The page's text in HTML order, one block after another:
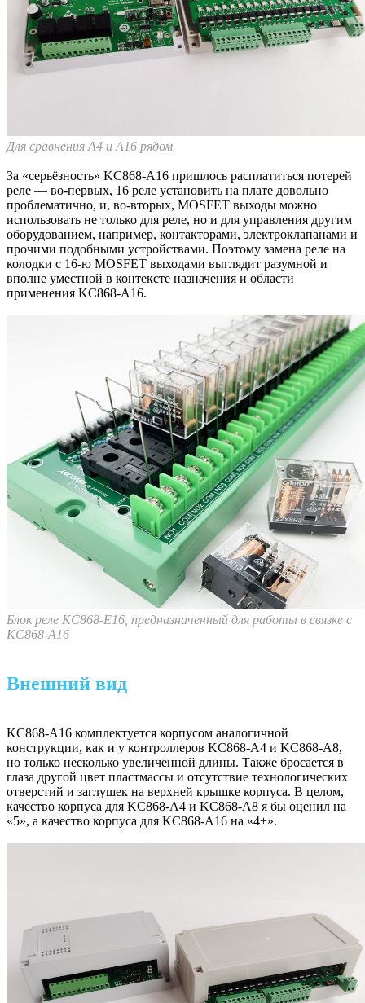
Для сравнения A4 и A16 рядом
За «серьёзность» KC868-A16 пришлось расплатиться потерей
реле — во-первых, 16 реле установить на плате довольно
проблематично, и, во-вторых, MOSFET выходы можно
использовать не только для реле, но и для управления другим
оборудованием, например, контакторами, электроклапанами и
прочими подобными устройствами. Поэтому замена реле на
колодки с 16-ю MOSFET выходами выглядит разумной и
вполне уместной в контексте назначения и области
применения KC868-A16.
Блок реле KC868-E16, предназначенный для работы в связке с
KC868-A16
Внешний вид
KC868-A16 комплектуется корпусом аналогичной
конструкции, как и у контроллеров KC868-A4 и KC868-A8,
но только несколько увеличенной длины. Также бросается в
глаза другой цвет пластмассы и отсутствие технологических
отверстий и заглушек на верхней крышке корпуса. В целом,
качество корпуса для KC868-A4 и KC868-A8 я бы оценил на
«5», а качество корпуса для KC868-A16 на «4+».